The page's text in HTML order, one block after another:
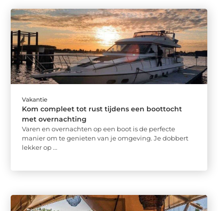
Vakantie
Kom compleet tot rust tijdens een boottocht
met overnachting
Varen en overnachten op een boot is de perfecte
manier om te genieten van je omgeving. Je dobbert
lekker op ...